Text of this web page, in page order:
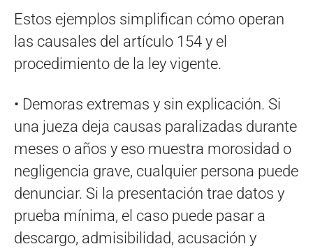
Estos ejemplos simplifican cómo operan
las causales del artículo 154 y el
procedimiento de la ley vigente.
• Demoras extremas y sin explicación. Si
una jueza deja causas paralizadas durante
meses o años y eso muestra morosidad o
negligencia grave, cualquier persona puede
denunciar. Si la presentación trae datos y
prueba mínima, el caso puede pasar a
descargo, admisibilidad, acusación y